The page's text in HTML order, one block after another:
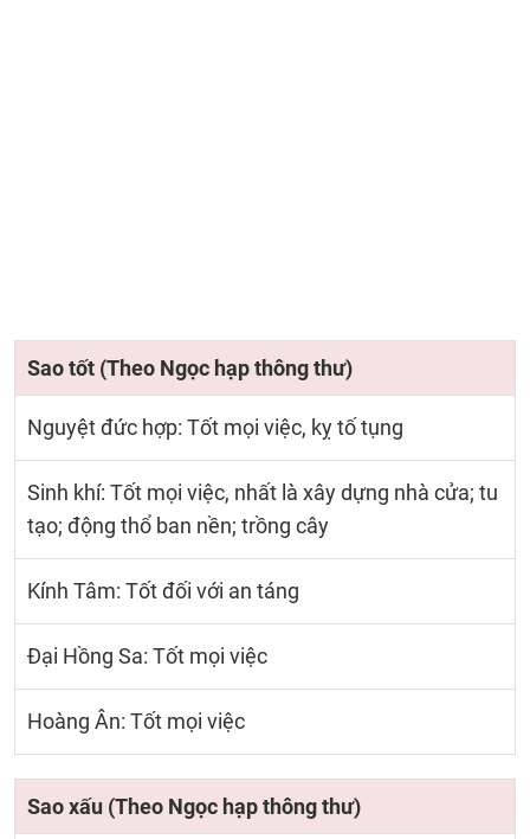
Sao tốt (Theo Ngọc hạp thông thư)
Nguyệt đức hợp: Tốt mọi việc, kỵ tố tụng
Sinh khí: Tốt mọi việc, nhất là xây dựng nhà cửa; tu
tạo; động thổ ban nền; trồng cây
Kính Tâm: Tốt đối với an táng
Đại Hồng Sa: Tốt mọi việc
Hoàng Ân: Tốt mọi việc
Sao xấu (Theo Ngọc hạp thông thư)